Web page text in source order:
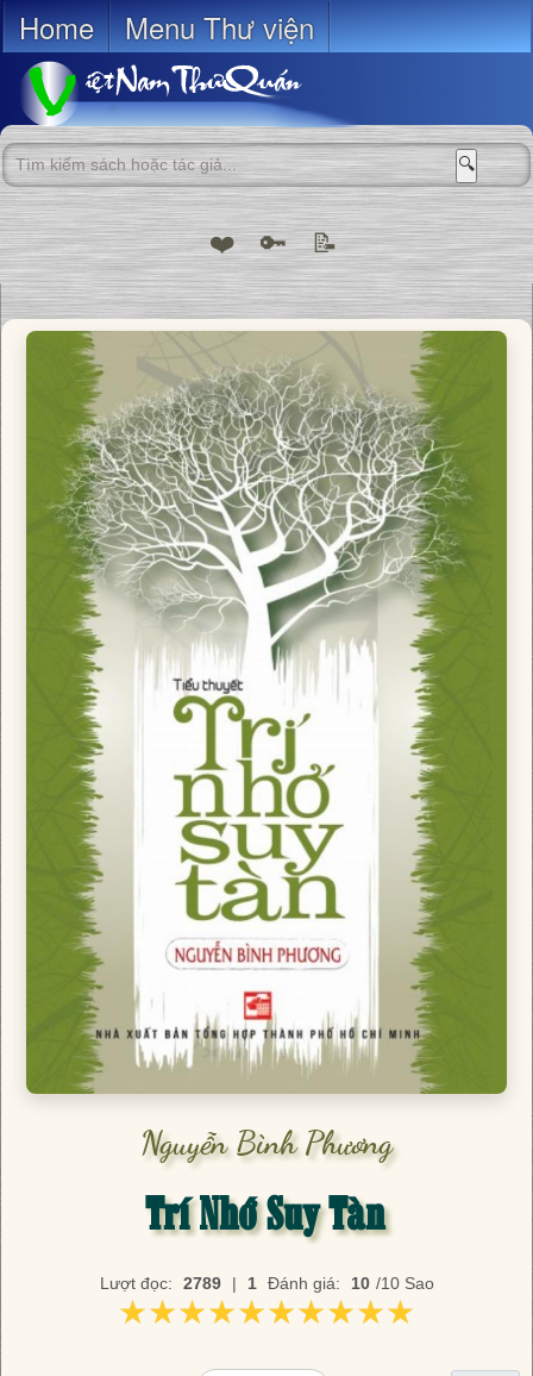
Home Menu Thư viện
🔍
❤️ 🔑 📝
Nguyễn Bình Phương
Trí Nhớ Suy Tàn
Lượt đọc: 2789 | 1 Đánh giá: 10 /10 Sao
★★★★★★★★★★
★★★★★★★★★★